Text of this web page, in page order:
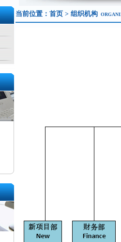
当前位置： 首页 > 组织机构